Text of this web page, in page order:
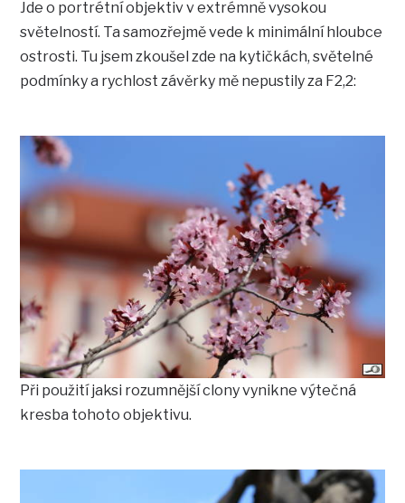
Jde o portrétní objektiv v extrémně vysokou
světelností. Ta samozřejmě vede k minimální hloubce
ostrosti. Tu jsem zkoušel zde na kytičkách, světelné
podmínky a rychlost závěrky mě nepustily za F2,2:
Při použití jaksi rozumnější clony vynikne výtečná
kresba tohoto objektivu.